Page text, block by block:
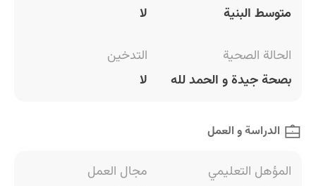
متوسط البنية
لا
الحالة الصحية
بصحة جيدة و الحمد لله
التدخين
لا
الدراسة و العمل
المؤهل التعليمي
مجال العمل